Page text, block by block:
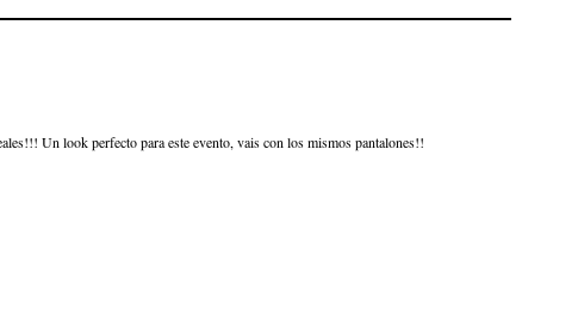
Un look perfecto para este evento, vais con los mismos pantalones!!